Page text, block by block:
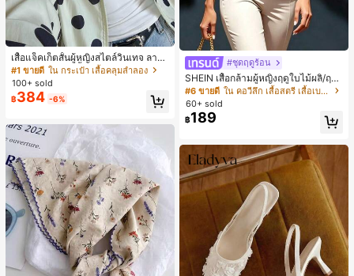
เสื้อแจ็คเก็ตสั้นผู้หญิงสไตล์วินเทจ ลายจุ
ดขนาดใหญ่ คอตั้ง เอวเข้ารูป แขนพอง
ทรงหลวม แฟชั่นอเนกประสงค์ สำหรับใ
ส่ประจำวันและไปเที่ยวพักผ่อน
#1 ขายดี ใน กระเป๋า เสื้อคลุมลำลอง
100+ sold
฿384 -6%
#ชุดฤดูร้อน
SHEIN เสื้อกล้ามผู้หญิงฤดูใบไม้ผลิ/ฤดูร้
อน ใหม่ สไตล์มินิมอลลำลองหรูหรา สีบ
ล็อก ลายจุด คอวี แพตช์เวิร์ก ชายระบา
ย แขนกุด ทรงเข้ารูป อเนกประสงค์, เสื้อ
ผู้หญิงฤดูใบไม้ผลิ/ฤดูร้อน, เสื้อหรูหราผู้
#6 ขายดี
ใน คอวีลึก เสื้อสตรี เสื้อเบลาส์ & Tee
60+ sold
฿189